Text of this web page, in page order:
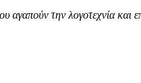
αγαπούν την λογοτεχνία και